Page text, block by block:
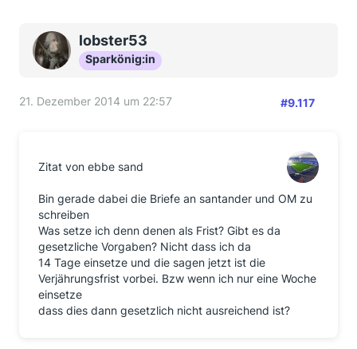
lobster53
Sparkönig:in
21. Dezember 2014 um 22:57 #9.117
Zitat von ebbe sand
Bin gerade dabei die Briefe an santander und OM zu
schreiben
Was setze ich denn denen als Frist? Gibt es da
gesetzliche Vorgaben? Nicht dass ich da
14 Tage einsetze und die sagen jetzt ist die
Verjährungsfrist vorbei. Bzw wenn ich nur eine Woche
einsetze
dass dies dann gesetzlich nicht ausreichend ist?